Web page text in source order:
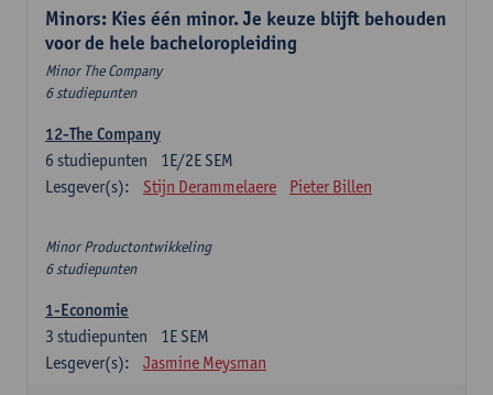
Minors: Kies één minor. Je keuze blijft behouden
voor de hele bacheloropleiding
Minor The Company
6 studiepunten
12-The Company
1E/2E SEM
6 studiepunten
Lesgever(s):
Stijn Derammelaere Pieter Billen
Minor Productontwikkeling
6 studiepunten
1-Economie
1E SEM
3 studiepunten
Lesgever(s):
Jasmine Meysman